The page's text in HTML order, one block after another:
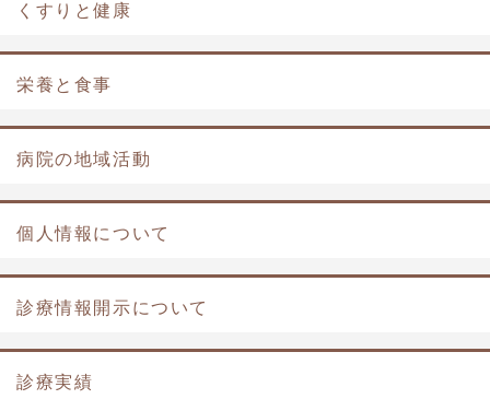
くすりと健康
栄養と食事
病院の地域活動
個人情報について
診療情報開示について
診療実績